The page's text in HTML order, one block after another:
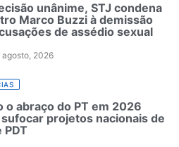
unânime, STJ condena
Marco Buzzi à demissão
de assédio sexual
agosto, 2026
o abraço do PT em 2026
projetos nacionais de
PDT